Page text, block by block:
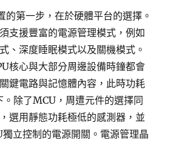
第一步，在於硬體平台的選擇。
支援豐富的電源管理模式，例如
、深度睡眠模式以及關機模式。
核心與大部分周邊設備時鐘都會
鍵電路與記憶體內容，此時功耗
。除了MCU，周遭元件的選擇同
選用靜態功耗極低的感測器，並
立控制的電源開關。電源管理晶